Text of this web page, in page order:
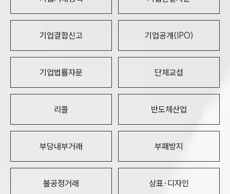
기업결합신고 기업공개(IPO)
기업법률자문 단체교섭
리콜 반도체산업
부당내부거래 부패방지
불공정거래 상표·디자인